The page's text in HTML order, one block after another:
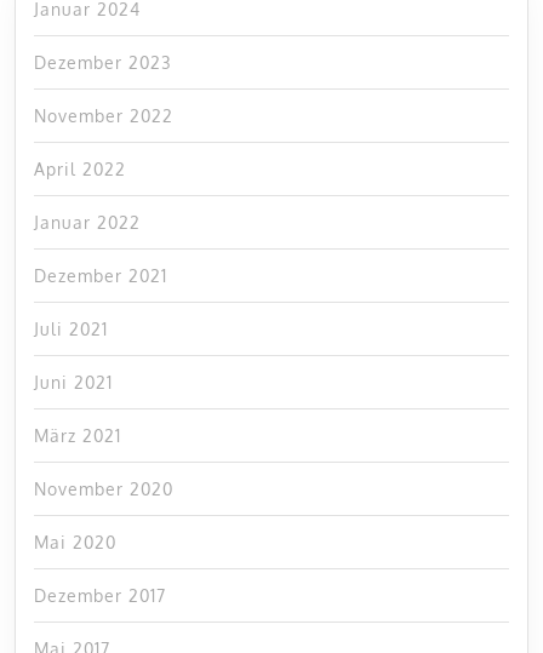
Januar 2024
Dezember 2023
November 2022
April 2022
Januar 2022
Dezember 2021
Juli 2021
Juni 2021
März 2021
November 2020
Mai 2020
Dezember 2017